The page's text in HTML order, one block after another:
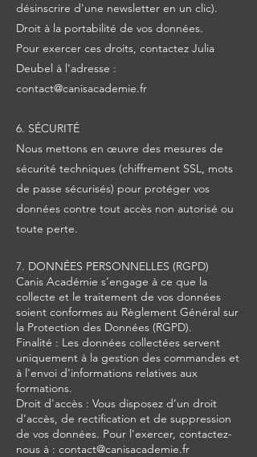
désinscrire d'une newsletter en un clic).
Droit à la portabilité de vos données.
Pour exercer ces droits, contactez Julia
Deubel à l'adresse :
contact@canisacademie.fr
6. SÉCURITÉ
Nous mettons en œuvre des mesures de
sécurité techniques (chiffrement SSL, mots
de passe sécurisés) pour protéger vos
données contre tout accès non autorisé ou
toute perte.
7. DONNÉES PERSONNELLES (RGPD)
Canis Académie s’engage à ce que la
collecte et le traitement de vos données
soient conformes au Règlement Général sur
la Protection des Données (RGPD).
Finalité : Les données collectées servent
uniquement à la gestion des commandes et
à l'envoi d'informations relatives aux
formations.
Droit d'accès : Vous disposez d’un droit
d’accès, de rectification et de suppression
de vos données. Pour l'exercer, contactez-
nous à : contact@canisacademie.fr